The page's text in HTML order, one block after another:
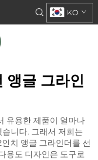
KO
앵글 그라인
유용한 제품이 얼마나
니다. 그래서 저희는
치 앵글 그라인더를 선
용도 디자인은 도구로